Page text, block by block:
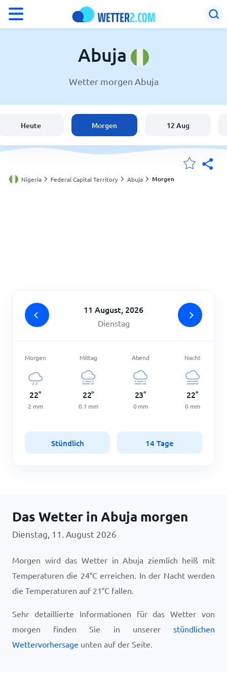
Schweiz
Deutschland
Abuja
Wetter morgen Abuja
Heute Morgen 12 Aug
Nigeria Federal Capital Territory Abuja Morgen
11 August, 2026
Dienstag
Morgen
22°
2 mm
Mittag
22°
0.1 mm
Abend
23°
0 mm
Nacht
22°
0 mm
Stündlich 14 Tage
Das Wetter in Abuja morgen
Dienstag, 11. August 2026
Morgen wird das Wetter in Abuja ziemlich heiß mit
Temperaturen die 24°Cerreichen. In der Nacht werden
die Temperaturen auf 21°C fallen.
Sehr detaillierte Informationen für das Wetter von
morgen finden Sie in unserer stündlichen
Wettervorhersage unten auf der Seite.